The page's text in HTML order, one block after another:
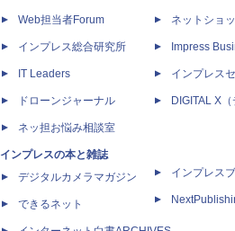
Web担当者Forum
インプレス総合研究所
IT Leaders
ドローンジャーナル
ネッ担お悩み相談室
インプレスの本と雑誌
デジタルカメラマガジン
できるネット
ネットショ
Impress
インプレス
DIGITAL X
インプレス